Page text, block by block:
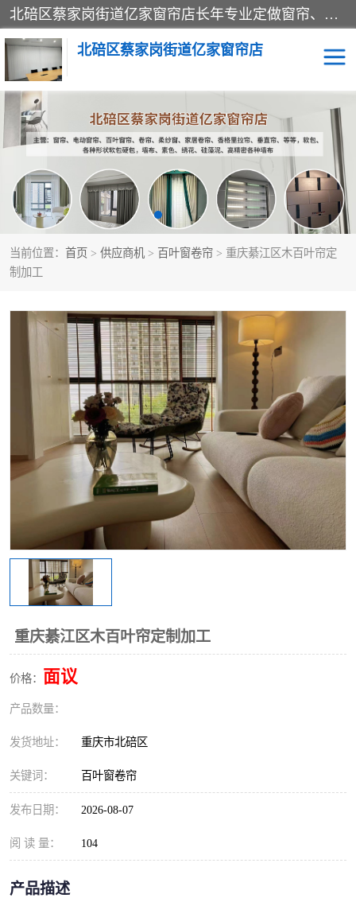
北碚区蔡家岗街道亿家窗帘店长年专业定做窗帘、电动窗帘、百叶窗帘、卷帘、柔纱窗、家居卷帘、香格里拉帘、垂直帘、等等，软包、各种形状软包硬包，墙布、素色、绣花、硅藻泥、高精密各种墙布，免费测量、免费安装，欢迎咨询
北碚区蔡家岗街道亿家窗帘店
当前位置： 首页 > 供应商机 > 百叶窗卷帘 > 重庆綦江区木百叶帘定
制加工
重庆綦江区木百叶帘定制加工
价格： 面议
产品数量：
发货地址： 重庆市北碚区
关键词： 百叶窗卷帘
发布日期： 2026-08-07
阅 读 量： 104
产品描述
软包硬包 墙布
窗帘 百叶窗卷帘